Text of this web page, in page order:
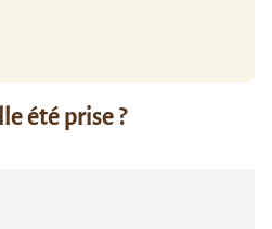
été prise ?